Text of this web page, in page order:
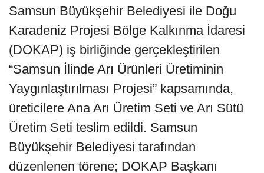
Samsun Büyükşehir Belediyesi ile Doğu
Karadeniz Projesi Bölge Kalkınma İdaresi
(DOKAP) iş birliğinde gerçekleştirilen
“Samsun İlinde Arı Ürünleri Üretiminin
Yaygınlaştırılması Projesi” kapsamında,
üreticilere Ana Arı Üretim Seti ve Arı Sütü
Üretim Seti teslim edildi. Samsun
Büyükşehir Belediyesi tarafından
düzenlenen törene; DOKAP Başkanı